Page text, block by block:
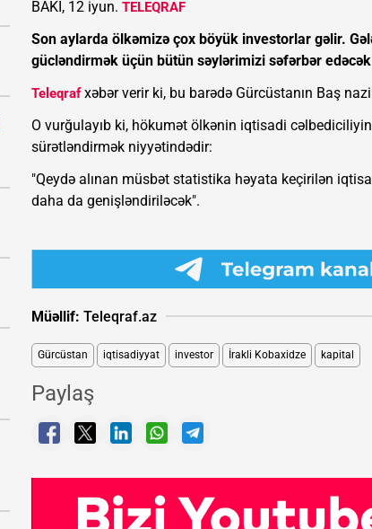
BAKI, 12 iyun. TELEQRAF
Son aylarda ölkəmizə çox böyük investorlar gəlir.
gücləndirmək üçün bütün səylərimizi səfərbər
Teleqrafxəbər verir ki, bu barədə Gürcüstanın Baş
O vurğulayıb ki, hökumət ölkənin iqtisadi
sürətləndirmək niyyətindədir:
"Qeydə alınan müsbət statistika həyata keçirilən
daha da genişləndiriləcək".
Müəllif: Teleqraf.az
Gürcüstan iqtisadiyyat investor İrakli Kobaxidze kapital
Paylaş